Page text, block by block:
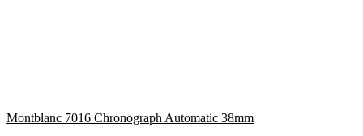
Montblanc 7016 Chronograph Automatic 38mm